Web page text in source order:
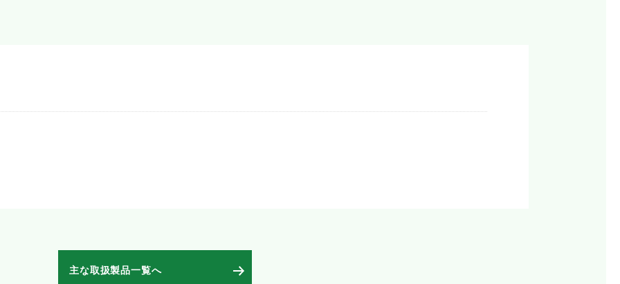
主な取扱製品一覧へ